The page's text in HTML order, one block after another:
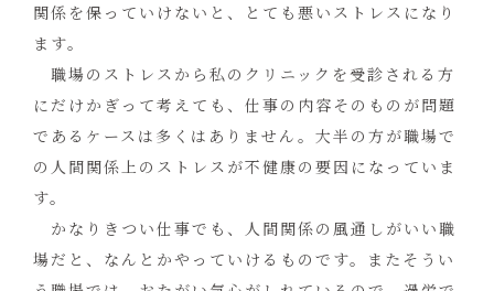
関係を保っていけないと、とても悪いストレスになり
ます。
職場のストレスから私のクリニックを受診される方
にだけかぎって考えても、仕事の内容そのものが問題
であるケースは多くはありません。大半の方が職場で
の人間関係上のストレスが不健康の要因になっていま
す。
かなりきつい仕事でも、人間関係の風通しがいい職
場だと、なんとかやっていけるものです。またそうい